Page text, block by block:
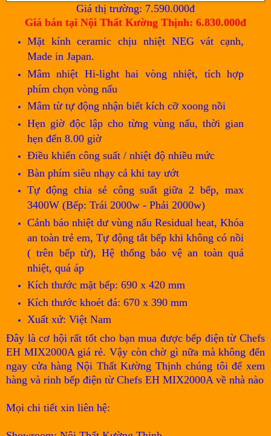
Giá thị trường: 7.590.000đ
Giá bán tại Nội Thất Kường Thịnh: 6.830.000đ
Mặt kính ceramic chịu nhiệt NEG vát cạnh,
Made in Japan.
Mâm nhiệt Hi-light hai vòng nhiệt, tích hợp
phím chọn vòng nấu
Mâm từ tự động nhận biết kích cỡ xoong nồi
Hẹn giờ độc lập cho từng vùng nấu, thời gian
hẹn đến 8.00 giờ
Điều khiển công suất / nhiệt độ nhiều mức
Bàn phím siêu nhạy cả khi tay ướt
Tự động chia sẻ công suất giữa 2 bếp, max
3400W (Bếp: Trái 2000w - Phải 2000w)
Cảnh báo nhiệt dư vùng nấu Residual heat, Khóa
an toàn trẻ em, Tự động tắt bếp khi không có nồi
( trên bếp từ), Hệ thống bảo vệ an toàn quá
nhiệt, quá áp
Kích thước mặt bếp: 690 x 420 mm
Kích thước khoét đá: 670 x 390 mm
Xuất xứ: Việt Nam
Đây là cơ hội rất tốt cho bạn mua được bếp điện từ Chefs
EH MIX2000A giá rẻ. Vậy còn chờ gì nữa mà không đến
ngay cửa hàng Nội Thất Kường Thịnh chúng tôi để xem
hàng và rinh bếp điện từ Chefs EH MIX2000A về nhà nào
Mọi chi tiết xin liên hệ: